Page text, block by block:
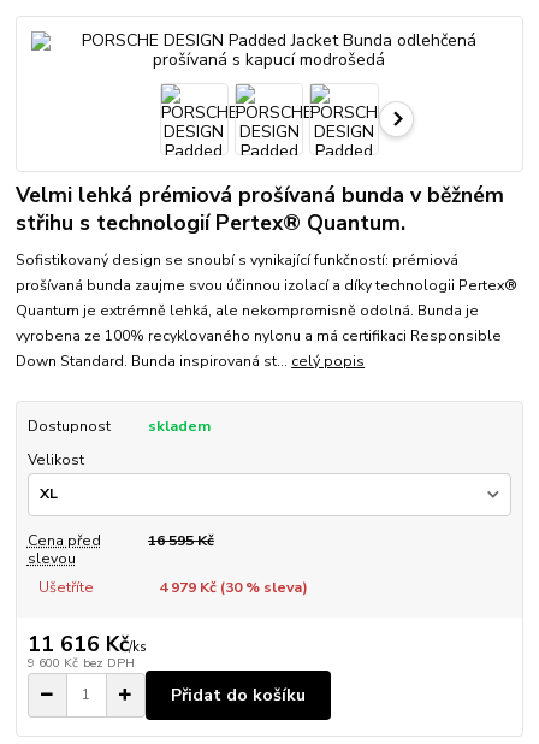
Velmi lehká prémiová prošívaná bunda v běžném
střihu s technologií Pertex® Quantum.
Sofistikovaný design se snoubí s vynikající funkčností: prémiová
prošívaná bunda zaujme svou účinnou izolací a díky technologii Pertex®
Quantum je extrémně lehká, ale nekompromisně odolná. Bunda je
vyrobena ze 100% recyklovaného nylonu a má certifikaci Responsible
Down Standard. Bunda inspirovaná st... celý popis
Dostupnost
skladem
Velikost
Cena před
slevou
16 595 Kč
Ušetříte 4 979 Kč (30% sleva)
11 616 Kč/ks
9 600 Kč bez DPH
Přidat do košíku